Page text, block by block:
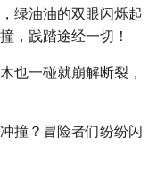
绿油油的双眼闪烁起
，践踏途经一切！
也一碰就崩解断裂，
撞？冒险者们纷纷闪